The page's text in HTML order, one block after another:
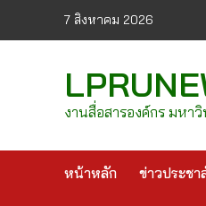
7 สิงหาคม 2026
งานสื่อสารองค์กร มหา
หน้าหลัก ข่าวประช